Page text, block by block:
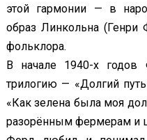
этой гармонии — в
образ Линкольна (Генри
фольклора.
В начале 1940-х годов
трилогию — «Долгий
«Как зелена была моя
разорённым фермерам и